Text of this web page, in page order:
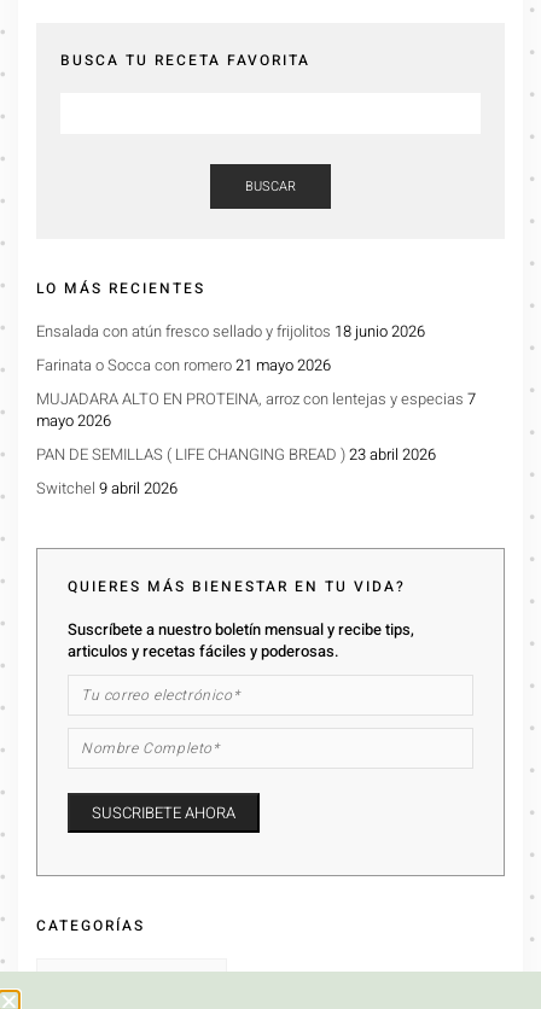
BUSCA TU RECETA FAVORITA
BUSCAR
LO MÁS RECIENTES
Ensalada con atún fresco sellado y frijolitos 18 junio 2026
Farinata o Socca con romero21 mayo 2026
MUJADARA ALTO EN PROTEINA, arroz con lentejas y especias 7
mayo 2026
PAN DE SEMILLAS ( LIFE CHANGING BREAD )23 abril 2026
Switchel 9 abril 2026
QUIERES MÁS BIENESTAR EN TU VIDA?
Suscríbete a nuestro boletín mensual y recibe tips,
articulos y recetas fáciles y poderosas.
CATEGORÍAS